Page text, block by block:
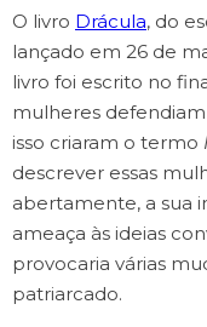
O livro Drácula, do
lançado em 26 de
livro foi escrito no
mulheres
isso criaram o termo
descrever essas
abertamente, a sua
ameaça às ideias
provocaria várias
patriarcado.